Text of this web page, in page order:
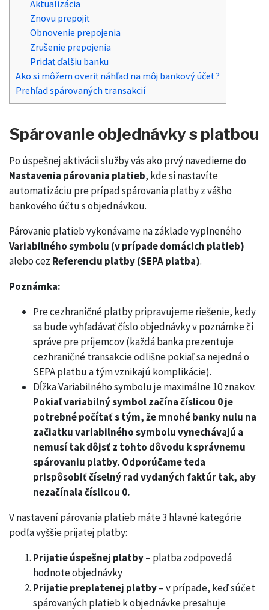
Aktualizácia
Znovu prepojiť
Obnovenie prepojenia
Zrušenie prepojenia
Pridať ďalšiu banku
Ako si môžem overiť náhľad na môj bankový účet?
Prehľad spárovaných transakcií
Spárovanie objednávky s platbou
Po úspešnej aktivácii služby vás ako prvý navedieme do
Nastavenia párovania platieb, kde si nastavíte
automatizáciu pre prípad spárovania platby z vášho
bankového účtu s objednávkou.
Párovanie platieb vykonávame na základe vyplneného
Variabilného symbolu (v prípade domácich platieb)
alebo cez Referenciu platby (SEPA platba).
Poznámka:
Pre cezhraničné platby pripravujeme riešenie, kedy
sa bude vyhľadávať číslo objednávky v poznámke či
správe pre príjemcov (každá banka prezentuje
cezhraničné transakcie odlišne pokiaľ sa nejedná o
SEPA platbu a tým vznikajú komplikácie).
Dĺžka Variabilného symbolu je maximálne 10 znakov.
Pokiaľ variabilný symbol začína číslicou 0 je
potrebné počítať s tým, že mnohé banky nulu na
začiatku variabilného symbolu vynechávajú a
nemusí tak dôjsť z tohto dôvodu k správnemu
spárovaniu platby. Odporúčame teda
prispôsobiť číselný rad vydaných faktúr tak, aby
nezačínala číslicou 0.
V nastavení párovania platieb máte 3 hlavné kategórie
podľa vyššie prijatej platby:
Prijatie úspešnej platby– platba zodpovedá
hodnote objednávky
Prijatie preplatenej platby– v prípade, keď súčet
spárovaných platieb k objednávke presahuje